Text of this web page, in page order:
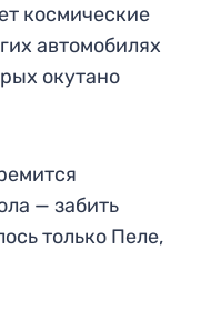
космические
автомобилях
окутано
— забить
только Пеле,